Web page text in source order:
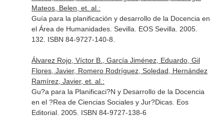
Mateos, Belen, et. al.:
Guía para la planificación y desarrollo de la Docencia en
el Área de Humanidades. Sevilla. EOS Sevilla. 2005.
132. ISBN 84-9727-140-8.
Álvarez Rojo, Víctor B., García Jiménez, Eduardo, Gil
Flores, Javier, Romero Rodríguez, Soledad, Hernández
Ramírez, Javier, et. al.:
Gu?a para la Planificaci?N y Desarrollo de la Docencia
en el ?Rea de Ciencias Sociales y Jur?Dicas. Eos
Editorial. 2005. ISBN 84-9727-138-6